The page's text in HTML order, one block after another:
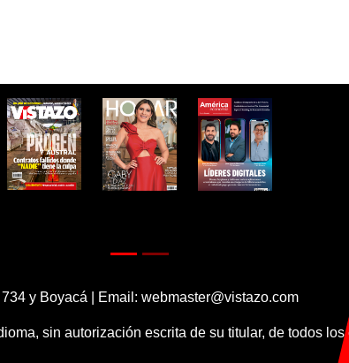
y Boyacá | Email: webmaster@vistazo.com
sin autorización escrita de su titular, de todos